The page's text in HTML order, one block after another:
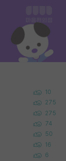
10
275
275
74
50
16
6